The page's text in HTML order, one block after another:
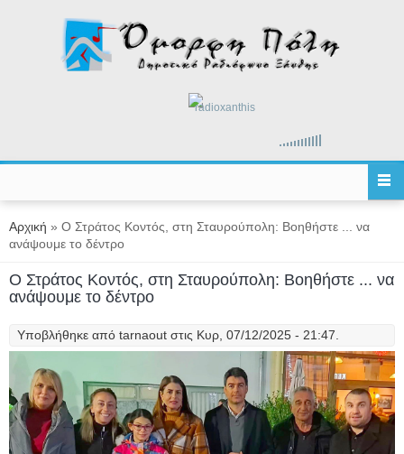
radioxanthis
Είστε εδώ
Αρχική » Ο Στράτος Κοντός, στη Σταυρούπολη: Βοηθήστε ... να
ανάψουμε το δέντρο
Ο Στράτος Κοντός, στη Σταυρούπολη: Βοηθήστε ... να
ανάψουμε το δέντρο
Υποβλήθηκε από tarnaout στις Κυρ, 07/12/2025 - 21:47.